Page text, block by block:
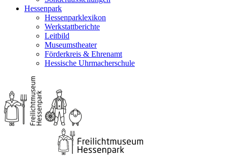
Hessenpark
Hessenparklexikon
Werkstattberichte
Leitbild
Museumstheater
Förderkreis & Ehrenamt
Hessische Uhrmacherschule